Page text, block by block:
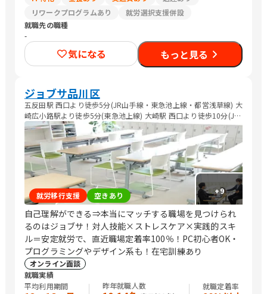
リワークプログラムあり
就労選択支援併設
就職先の職種
-
気になる もっと見る
ジョブサ品川区
五反田駅 西口より徒歩5分(JR山手線・東急池上線・都営浅草線) 大
崎広小路駅より徒歩5分(東急池上線) 大崎駅 西口より徒歩10分(JR
山手線・JR埼京線・JR湘南新宿ライン・東京臨海高速鉄道)
+9
就労移行支援 空きあり
自己理解ができる⇒本当にマッチする職場を見つけられ
るのはジョブサ！対人技能×ストレスケア×実践的スキ
ル＝安定就労で、直近職場定着率100％！PC初心者OK・
プログラミングやデザイン系も！在宅訓練あり
オンライン面談
就職実績
平均利用期間
昨年就職人数 就職定着率